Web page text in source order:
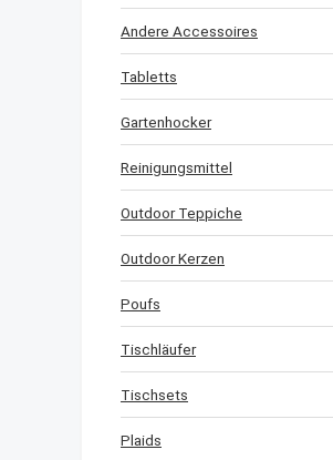
Andere Accessoires
Tabletts
Gartenhocker
Reinigungsmittel
Outdoor Teppiche
Outdoor Kerzen
Poufs
Tischläufer
Tischsets
Plaids